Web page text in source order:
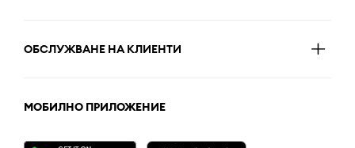
ОБСЛУЖВАНЕ НА КЛИЕНТИ
МОБИЛНО ПРИЛОЖЕНИЕ